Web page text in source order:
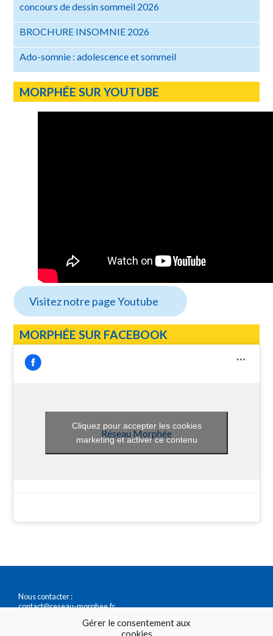
Gérer le consentement aux
cookies
concours de dessin sommeil 2026
BROCHURE INSOMNIE 2026
Ado-somnie : adolescence et sommeil
MORPHÉE SUR YOUTUBE
Visitez notre page Youtube
MORPHÉE SUR FACEBOOK
Réseau Morphée
Cliquez pour accepter les cookies
marketing et activer ce contenu
Nous contacter :
contact@reseau-morphee.fr